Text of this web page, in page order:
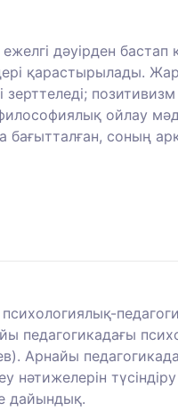
дәуірден бастап
қарастырылады.
ойлау
бағытталған, соның
педагогикадағы
Арнайы
нәтижелерін
дайындық.